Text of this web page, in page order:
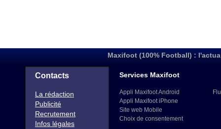
Maxifoot (100% Football) :
Contacts
La rédaction
Publicité
Recrutement
Infos légales
Services Maxifoot
Appli Maxifoot Android
Appli Maxifoot iPhone
Site web Mobile
Choix de consentement